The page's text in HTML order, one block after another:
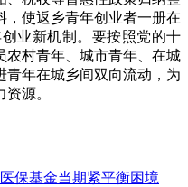
，使返乡青年创业者一册在
业新机制。要按照党的十
农村青年、城市青年、在城
青年在城乡间双向流动，为
源。
保基金当期紧平衡困境